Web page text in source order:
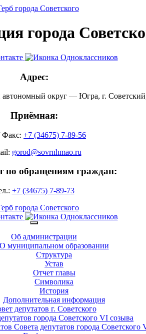
города
Адрес:
округ — Югра, г.
Приёмная:
Факс: +7 (34675) 7-89-56
gorod@sovrnhmao.ru
по обращениям граждан:
+7 (34675) 7-89-73
Об администрации
О муниципальном образовании
Структура
Устав
Отчет главы
Символика
История
Дополнительная информация
депутатов г. Советского
города Советского VI созыва
Совета депутатов города Советского